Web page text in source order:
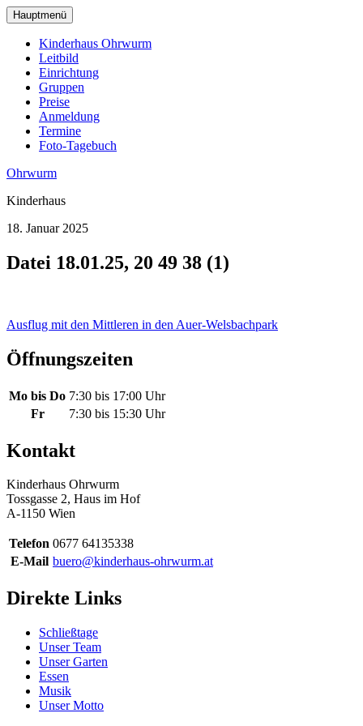
zum
Hauptinhalt
wechseln
Hauptmenü
Kinderhaus Ohrwurm
Leitbild
Einrichtung
Gruppen
Preise
Anmeldung
Termine
Foto-Tagebuch
Ohrwurm
Kinderhaus
18. Januar 2025
Datei 18.01.25, 20 49 38 (1)
Beitragsnavigation
Ausflug mit den Mittleren in den Auer-Welsbachpark
Öffnungszeiten
Mo bis Do 7:30 bis 17:00 Uhr
Fr
7:30 bis 15:30 Uhr
Kontakt
Kinderhaus Ohrwurm
Tossgasse 2, Haus im Hof
A-1150 Wien
Telefon 0677 64135338
E-Mail buero@kinderhaus-ohrwurm.at
Direkte Links
Schließtage
Unser Team
Unser Garten
Essen
Musik
Unser Motto